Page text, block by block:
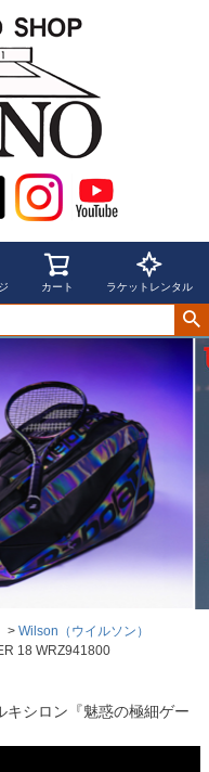
カート ラケットレンタル
Wilson（ウイルソン）
18 WRZ941800
シロン『魅惑の極細ゲー